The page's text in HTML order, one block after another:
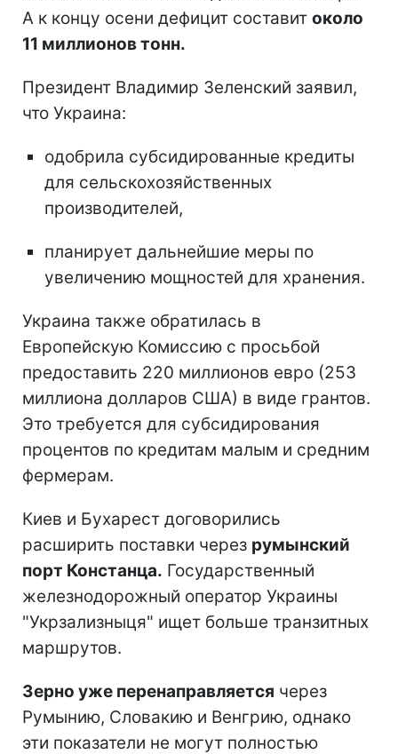
А к концу осени дефицит составит около
11 миллионов тонн.
Президент Владимир Зеленский заявил,
что Украина:
одобрила субсидированные кредиты
для сельскохозяйственных
производителей,
планирует дальнейшие меры по
увеличению мощностей для хранения.
Украина также обратилась в
Европейскую Комиссию с просьбой
предоставить 220 миллионов евро (253
миллиона долларов США) в виде грантов.
Это требуется для субсидирования
процентов по кредитам малым и средним
фермерам.
Киев и Бухарест договорились
расширить поставки через румынский
порт Констанца. Государственный
железнодорожный оператор Украины
"Укрзализныця" ищет больше транзитных
маршрутов.
Зерно уже перенаправляется через
Румынию, Словакию и Венгрию, однако
эти показатели не могут полностью